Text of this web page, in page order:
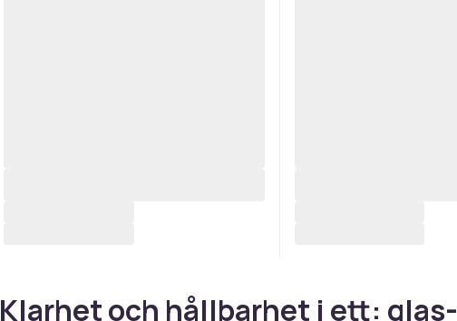
Klarhet och hållbarhet i ett: glas-